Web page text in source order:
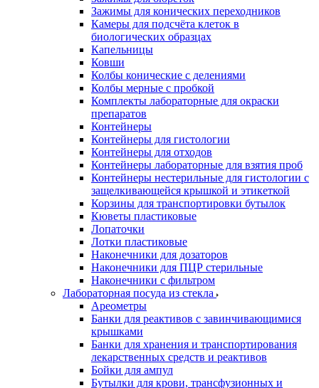
Зажимы для конических переходников
Камеры для подсчёта клеток в
биологических образцах
Капельницы
Ковши
Колбы конические с делениями
Колбы мерные с пробкой
Комплекты лабораторные для окраски
препаратов
Контейнеры
Контейнеры для гистологии
Контейнеры для отходов
Контейнеры лабораторные для взятия проб
Контейнеры нестерильные для гистологии с
защелкивающейся крышкой и этикеткой
Корзины для транспортировки бутылок
Кюветы пластиковые
Лопаточки
Лотки пластиковые
Наконечники для дозаторов
Наконечники для ПЦР стерильные
Наконечники с фильтром
Лабораторная посуда из стекла
Ареометры
Банки для реактивов с завинчивающимися
крышками
Банки для хранения и транспортирования
лекарственных средств и реактивов
Бойки для ампул
Бутылки для крови, трансфузионных и